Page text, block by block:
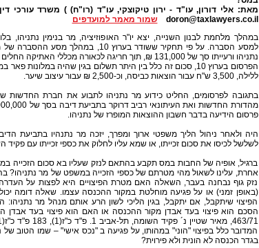
מאת:אלי דורון, עו"ד - ירון טיקוצקי, עו"ד (רו"ח) ) משרד עורכי
doron@taxlawyers.co.il
שמור מאמר למועדפים
במהלך מלחמת לבנון השנייה, יצא יו"ר האופוזיציה, מר בנימין נתניהו,
למסע הסברה. על פי תחקיר ששודר בערוץ 10,
נתניהו ורעייתו סך של 131,000 ₪, תוך חריגה לכאורה מכללי
ללילה, 3,500 ש"ח עבור הוצאות כביסה, וכ-2,500 ₪ עבור עיצוב שיער.
פרסום הידיעה בדבר חשבון ההוצאות המופרז של נתניהו.
היה ולאחר ניהול הליך משפטי ארוך ומפרך, יזכה מר נתנהיו בתביעת
לשלשל לכיסו את סכום זכייתו, או שמא עליו לחלוק את כספי זכייתו עם פקיד
ברגיל, אופיה של החבות במס תקבע בהתאם לנזק שעליו בא סכום הזכייה
אחרת, עלינו לשאול מהי מטרתם של כספי הזכייה במשפט של מר נתניהו?
נזק גוף נבחנה בעבר, השאלה האם מטרת הפיצויים היא לפצות על
(באופן זמני) או על פגיעה מוחלטת במקור ההכנסה עצמו. שאלה דומה
הפיצוי שיתקבל, אם יתקבל, בגין הליכי לשון הרע אותם מנהל מר נתניהו:
הסכם הוא פיצוי בעד אבדן מקור ההכנסה או האם הוא פיצוי בעד
המדובר כלל בפיצוי "הוני" במהותו, על פגיעה ב "נכס אישי" – שמו הטוב של
בגדר הכנסה לא הונית ולא פירוית?